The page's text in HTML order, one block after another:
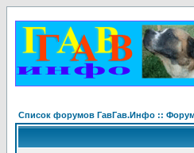
Список форумов ГавГав.Инфо ::